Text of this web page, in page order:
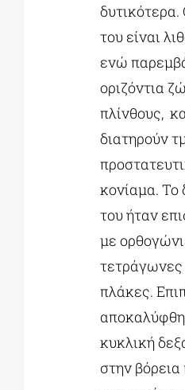
δυτικότερα.
του είναι
ενώ
οριζόντια
πλίνθους,
διατηρούν
κονίαμα. Το
του ήταν
με
τετράγωνες
πλάκες.
κυκλική
στην